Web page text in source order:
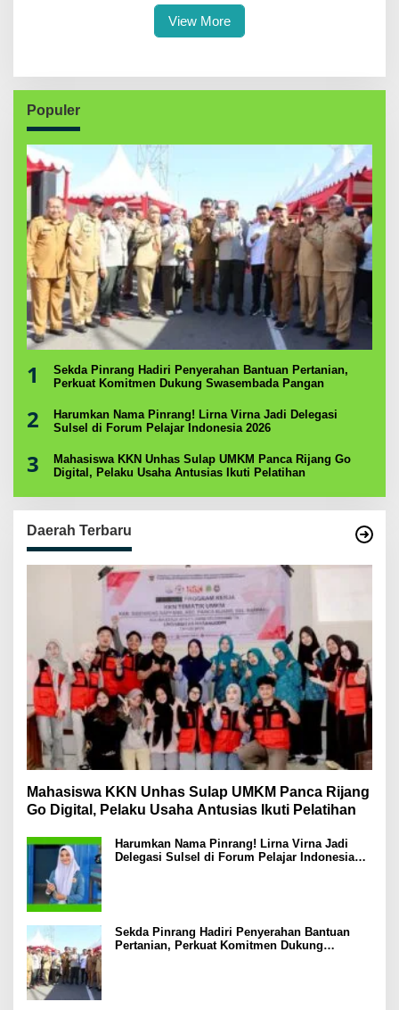
View More
Populer
1
Sekda Pinrang Hadiri Penyerahan Bantuan Pertanian,
Perkuat Komitmen Dukung Swasembada Pangan
2
Harumkan Nama Pinrang! Lirna Virna Jadi Delegasi
Sulsel di Forum Pelajar Indonesia 2026
3
Mahasiswa KKN Unhas Sulap UMKM Panca Rijang Go
Digital, Pelaku Usaha Antusias Ikuti Pelatihan
Daerah Terbaru
Mahasiswa KKN Unhas Sulap UMKM Panca Rijang
Go Digital, Pelaku Usaha Antusias Ikuti Pelatihan
Harumkan Nama Pinrang! Lirna Virna Jadi
Delegasi Sulsel di Forum Pelajar Indonesia
Sekda Pinrang Hadiri Penyerahan Bantuan
Pertanian, Perkuat Komitmen Dukung